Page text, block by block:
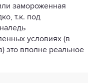
замороженная
т.к. под
условиях (в
это вполне реальное